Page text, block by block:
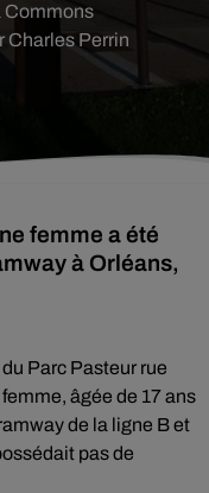
Charles Perrin
Commons
femme a été
à Orléans,
du Parc Pasteur rue
âgée de 17 ans
de la ligne B et
pas de